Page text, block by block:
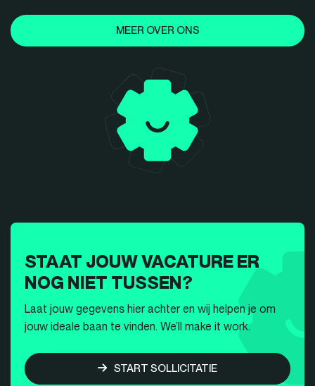
MEER OVER ONS
STAAT JOUW VACATURE ER
NOG NIET TUSSEN?
Laat jouw gegevens hier achter en wij helpen je om
jouw ideale baan te vinden. We’ll make it work.
START SOLLICITATIE